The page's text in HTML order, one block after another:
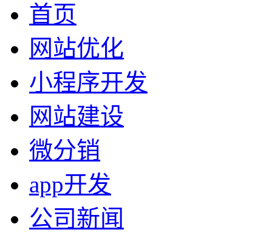
首页
网站优化
小程序开发
网站建设
微分销
app开发
公司新闻